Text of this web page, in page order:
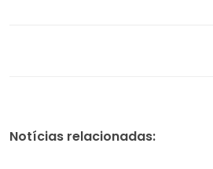
Notícias relacionadas: